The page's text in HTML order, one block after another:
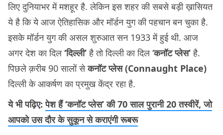
लिए दुनियाभर में मशहूर है. लेकिन इस शहर की सबसे बड़ी ख़ासियत
ये है कि ये आज ऐतिहासिक और मॉर्डन युग की पहचान बन चुका है.
इसके मॉर्डन युग की असल शुरुआत सन 1933 में हुई थी. आज
अगर देश का दिल ‘दिल्ली’है तो दिल्ली का दिल ‘कनॉट प्लेस’है.
पिछले क़रीब 90 सालों सेकनॉट प्लेस (Connaught Place)
दिल्ली के आकर्षण का प्रमुख केंद्र रहा है.
ये भी पढ़िए:पेश हैं ‘कनॉट प्लेस’ की 70 साल पुरानी 20 तस्वीरें, जो
आपको उस दौर के सुकून से कराएंगी रूबरू